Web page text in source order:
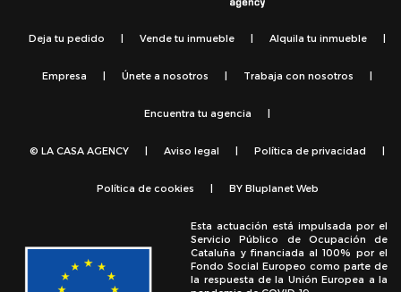
Deja tu pedido | Vende tu inmueble | Alquila tu inmueble |
Empresa | Únete a nosotros | Trabaja con nosotros |
Encuentra tu agencia |
© LA CASA AGENCY | Aviso legal | Política de privacidad |
Política de cookies | BY Bluplanet Web
Esta actuación está impulsada por el
Servicio Público de Ocupación de
Cataluña y financiada al 100% por el
Fondo Social Europeo como parte de
la respuesta de la Unión Europea a la